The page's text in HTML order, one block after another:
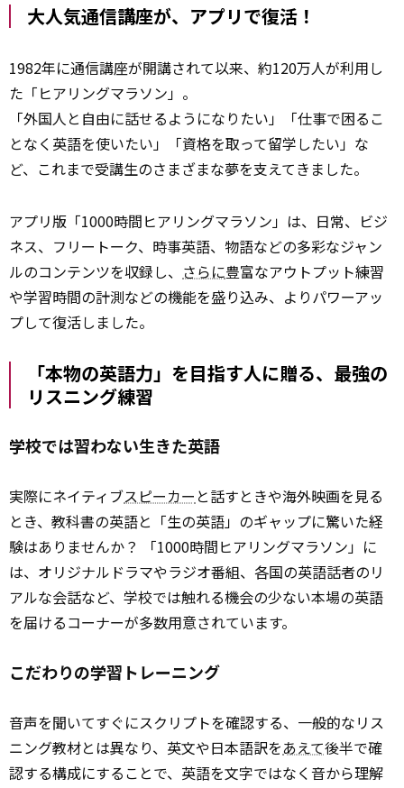
大人気通信講座が、アプリで復活！
1982年に通信講座が開講されて以来、約120万人が利用し
た「ヒアリングマラソン」。
「外国人と自由に話せるようになりたい」「仕事で困るこ
となく英語を使いたい」「資格を取って留学したい」な
ど、これまで受講生のさまざまな夢を支えてきました。
アプリ版「1000時間ヒアリングマラソン」は、日常、ビジ
ネス、フリートーク、時事英語、物語などの多彩なジャン
ルのコンテンツを収録し、 さらに豊富なアウトプット練習
や学習時間の計測などの機能を盛り込み、よりパワーアッ
プして復活しました。
「本物の英語力」を目指す人に贈る、最強の
リスニング練習
学校では習わない生きた英語
実際にネイティブスピーカー と話すときや海外映画を見る
とき、教科書の英語と「生の英語」のギャップに驚いた経
験はありませんか？ 「1000時間ヒアリングマラソン」に
は、オリジナルドラマやラジオ番組、各国の英語話者のリ
アルな会話など、学校では触れる機会の少ない本場の英語
を届けるコーナーが多数用意されています。
こだわりの学習トレーニング
音声を聞いてすぐにスクリプトを確認する、一般的なリス
ニング教材とは異なり、英文や日本語訳をあえて後半で確
認する構成にすることで、英語を文字ではなく音から理解